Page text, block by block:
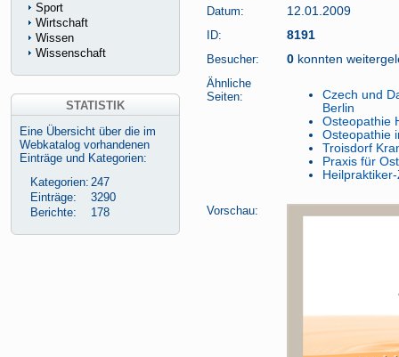
Datum:
12.01.2009
ID:
8191
Besucher:
0 konnten
Ähnliche
Seiten:
Czech und
Berlin
Osteopathie
Osteopathie
Troisdorf
Praxis für
Vorschau:
Sport
Wirtschaft
Wissen
Wissenschaft
STATISTIK
Eine Übersicht über die im
Webkatalog vorhandenen
Einträge und Kategorien:
Kategorien: 247
Einträge:
3290
Berichte:
178